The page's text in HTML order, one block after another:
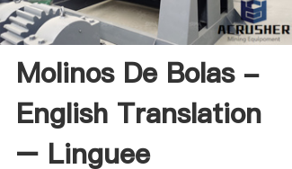
Molinos De Bolas -
English Translation
– Linguee